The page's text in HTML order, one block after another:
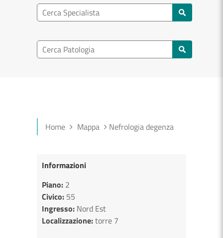
Ricerca specialisti
Ricerca nel patologia
Home Mappa Nefrologia degenza
Informazioni
Piano: 2
Civico: 55
Ingresso: Nord Est
Localizzazione:torre 7